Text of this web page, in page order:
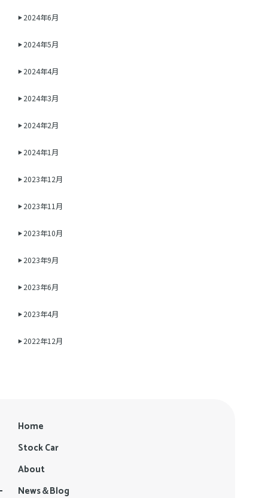
2024年6月
2024年5月
2024年4月
2024年3月
2024年2月
2024年1月
2023年12月
2023年11月
2023年10月
2023年9月
2023年6月
2023年4月
2022年12月
Home
Stock Car
About
News＆Blog